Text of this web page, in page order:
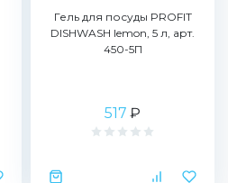
Гель для посуды PROFIT
DISHWASH lemon, 5 л, арт.
450-5П
517 ₽